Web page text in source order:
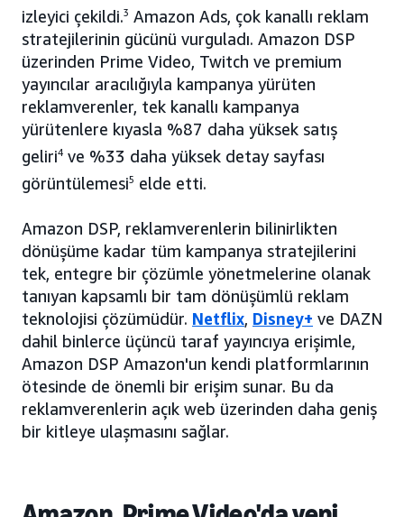
izleyici çekildi.3 Amazon Ads, çok kanallı reklam
stratejilerinin gücünü vurguladı. Amazon DSP
üzerinden Prime Video, Twitch ve premium
yayıncılar aracılığıyla kampanya yürüten
reklamverenler, tek kanallı kampanya
yürütenlere kıyasla %87 daha yüksek satış
geliri4 ve %33 daha yüksek detay sayfası
görüntülemesi5 elde etti.
Amazon DSP, reklamverenlerin bilinirlikten
dönüşüme kadar tüm kampanya stratejilerini
tek, entegre bir çözümle yönetmelerine olanak
tanıyan kapsamlı bir tam dönüşümlü reklam
teknolojisi çözümüdür. Netflix, Disney+ ve DAZN
dahil binlerce üçüncü taraf yayıncıya erişimle,
Amazon DSP Amazon'un kendi platformlarının
ötesinde de önemli bir erişim sunar. Bu da
reklamverenlerin açık web üzerinden daha geniş
bir kitleye ulaşmasını sağlar.